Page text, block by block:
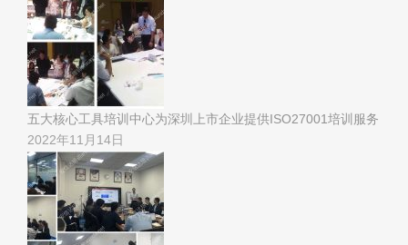
五大核心工具培训中心为深圳上市企业提供ISO27001培训服务
2022年11月14日